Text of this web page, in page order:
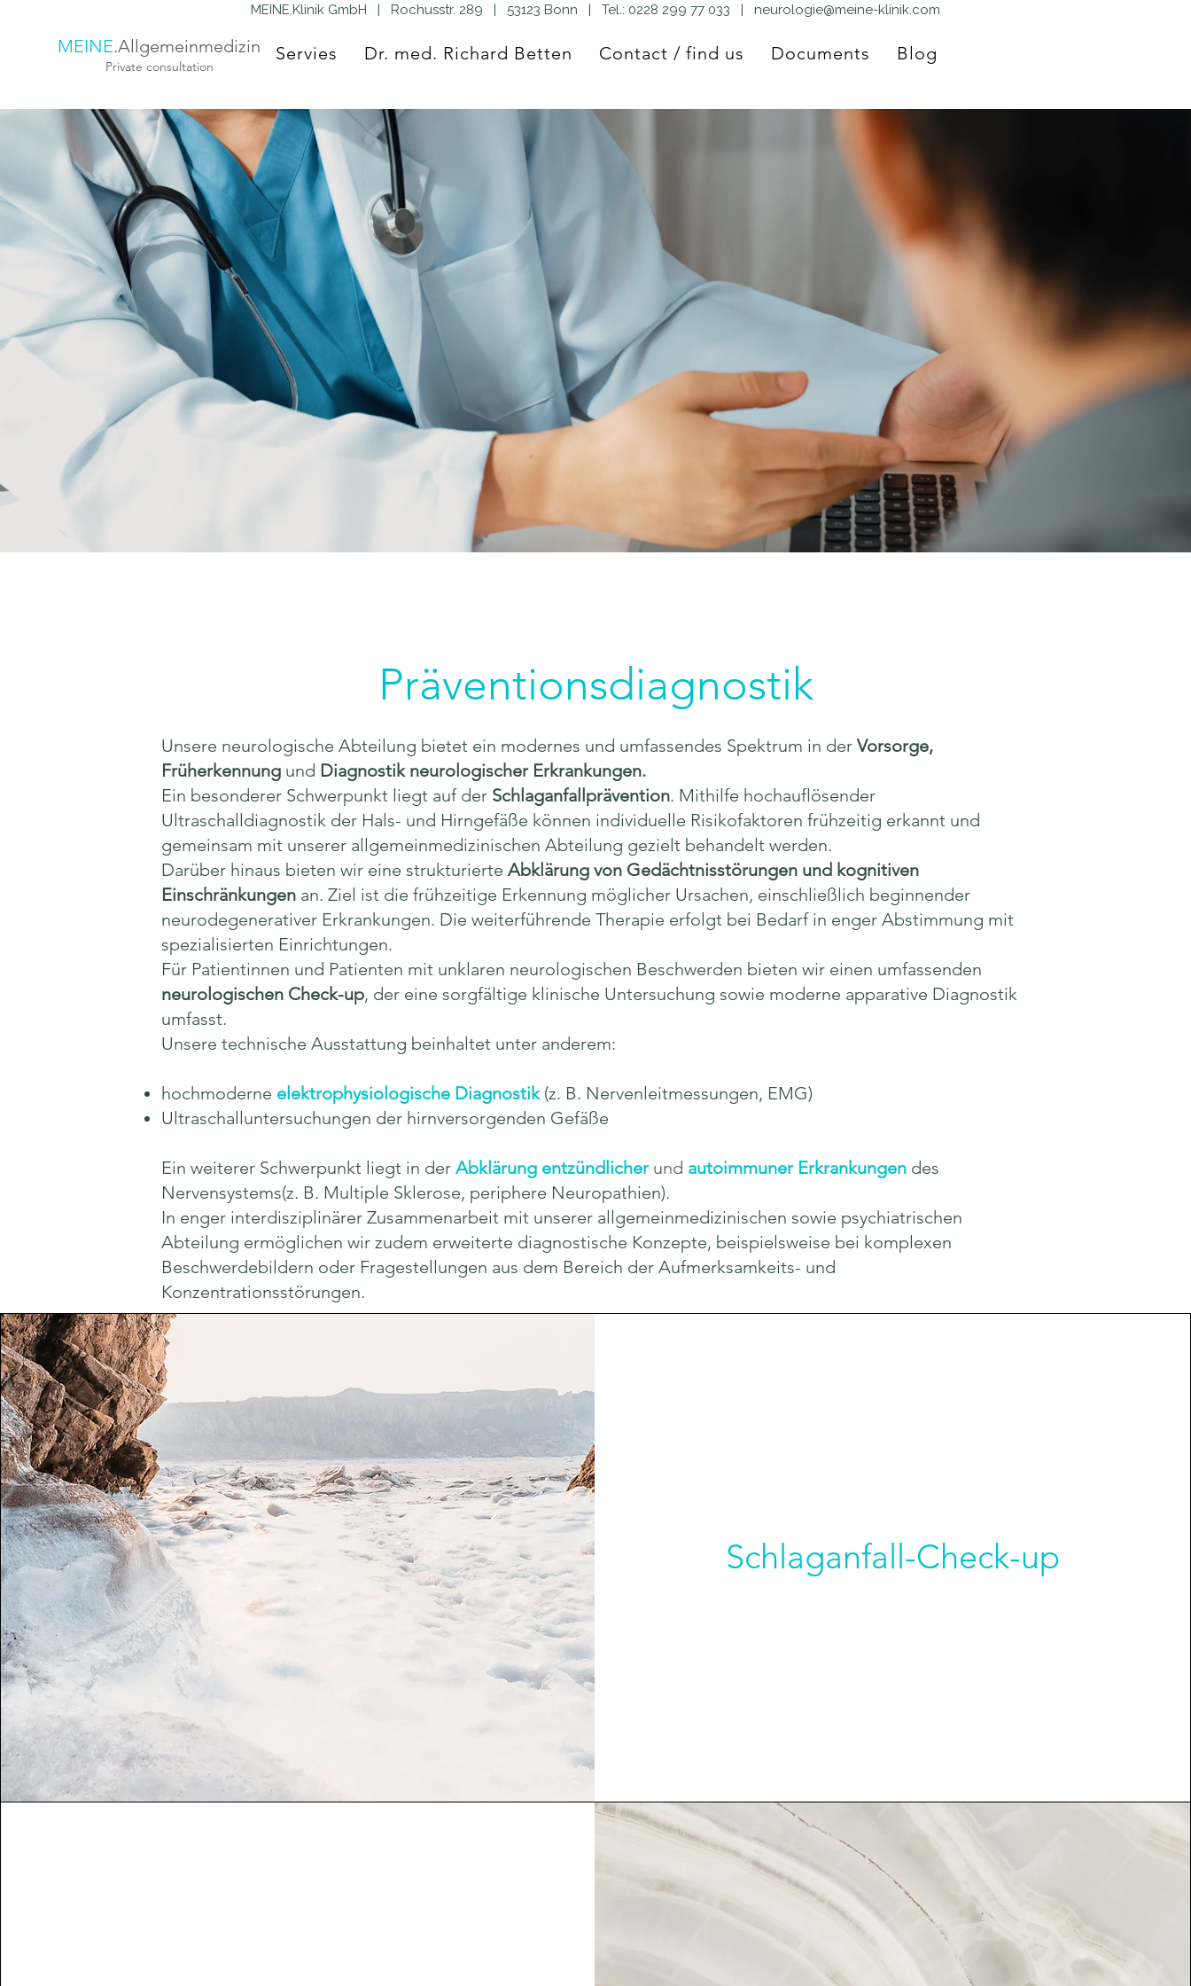
MEINE.Allgemeinmedizin
Private consultation
Servies Dr. med. Richard Betten Contact / find us Documents Blog
MEINE.Klinik GmbH | Rochusstr. 289 | 53123 Bonn | Tel.: 0228 299 77 033 | neurologie@meine-klinik.com
Präventionsdiagnostik
Unsere neurologische Abteilung bietet ein modernes und umfassendes Spektrum in der Vorsorge,
Früherkennung und Diagnostik neurologischer Erkrankungen.
Ein besonderer Schwerpunkt liegt auf der Schlaganfallprävention. Mithilfe hochauflösender
Ultraschalldiagnostik der Hals- und Hirngefäße können individuelle Risikofaktoren frühzeitig erkannt und
gemeinsam mit unserer allgemeinmedizinischen Abteilung gezielt behandelt werden.
Darüber hinaus bieten wir eine strukturierte Abklärung von Gedächtnisstörungen und kognitiven
Einschränkungen an. Ziel ist die frühzeitige Erkennung möglicher Ursachen, einschließlich beginnender
neurodegenerativer Erkrankungen. Die weiterführende Therapie erfolgt bei Bedarf in enger Abstimmung mit
spezialisierten Einrichtungen.
Für Patientinnen und Patienten mit unklaren neurologischen Beschwerden bieten wir einen umfassenden
neurologischen Check-up, der eine sorgfältige klinische Untersuchung sowie moderne apparative Diagnostik
umfasst.
Unsere technische Ausstattung beinhaltet unter anderem:
hochmoderne elektrophysiologische Diagnostik(z. B. Nervenleitmessungen, EMG)
Ultraschalluntersuchungen der hirnversorgenden Gefäße
Ein weiterer Schwerpunkt liegt in der Abklärung entzündlicher und autoimmuner Erkrankungen des
Nervensystems(z. B. Multiple Sklerose, periphere Neuropathien).
In enger interdisziplinärer Zusammenarbeit mit unserer allgemeinmedizinischen sowie psychiatrischen
Abteilung ermöglichen wir zudem erweiterte diagnostische Konzepte, beispielsweise bei komplexen
Beschwerdebildern oder Fragestellungen aus dem Bereich der Aufmerksamkeits- und
Konzentrationsstörungen.
Schlaganfall-Check-up